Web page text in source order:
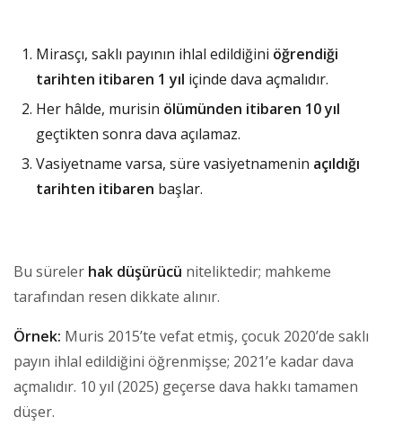
Mirasçı, saklı payının ihlal edildiğini öğrendiği
tarihten itibaren 1 yıl içinde dava açmalıdır.
Her hâlde, murisin ölümünden itibaren 10 yıl
geçtikten sonra dava açılamaz.
Vasiyetname varsa, süre vasiyetnamenin açıldığı
tarihten itibaren başlar.
Bu süreler hak düşürücü niteliktedir; mahkeme
tarafından resen dikkate alınır.
Örnek: Muris 2015’te vefat etmiş, çocuk 2020’de saklı
payın ihlal edildiğini öğrenmişse; 2021’e kadar dava
açmalıdır. 10 yıl (2025) geçerse dava hakkı tamamen
düşer.